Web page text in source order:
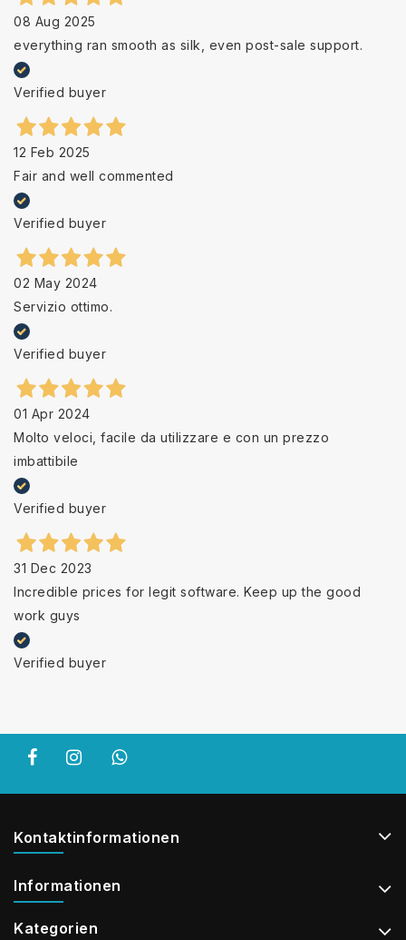
08 Aug 2025
everything ran smooth as silk, even post-sale support.
Verified buyer
12 Feb 2025
Fair and well commented
Verified buyer
02 May 2024
Servizio ottimo.
Verified buyer
01 Apr 2024
Molto veloci, facile da utilizzare e con un prezzo
imbattibile
Verified buyer
31 Dec 2023
Incredible prices for legit software. Keep up the good
work guys
Verified buyer
Kontaktinformationen
Informationen
Kategorien